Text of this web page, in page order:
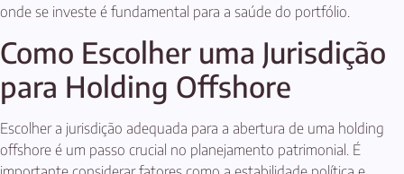
onde se investe é fundamental para a saúde do portfólio.
Como Escolher uma Jurisdição
para Holding Offshore
Escolher a jurisdição adequada para a abertura de uma holding
offshore é um passo crucial no planejamento patrimonial. É